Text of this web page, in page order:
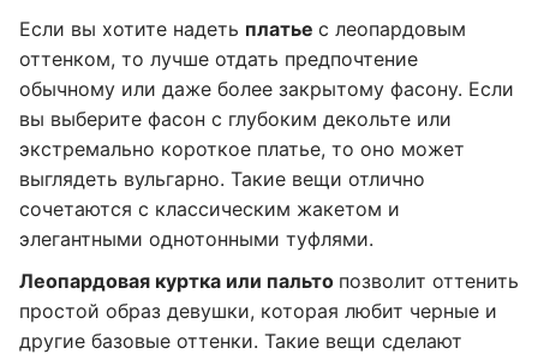
Если вы хотите надеть платье с леопардовым
оттенком, то лучше отдать предпочтение
обычному или даже более закрытому фасону. Если
вы выберите фасон с глубоким декольте или
экстремально короткое платье, то оно может
выглядеть вульгарно. Такие вещи отлично
сочетаются с классическим жакетом и
элегантными однотонными туфлями.
Леопардовая куртка или пальто позволит оттенить
простой образ девушки, которая любит черные и
другие базовые оттенки. Такие вещи сделают